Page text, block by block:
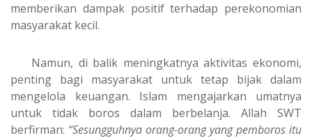
memberikan dampak positif terhadap perekonomian
masyarakat kecil.
Namun, di balik meningkatnya aktivitas ekonomi,
penting bagi masyarakat untuk tetap bijak dalam
mengelola keuangan. Islam mengajarkan umatnya
untuk tidak boros dalam berbelanja. Allah SWT
berfirman: “Sesungguhnya orang-orang yang pemboros itu